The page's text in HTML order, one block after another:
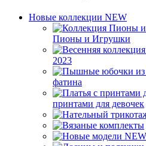
Новые коллекции NEW
Пионы и Игрушки
2023
фатина
принтами для девочек